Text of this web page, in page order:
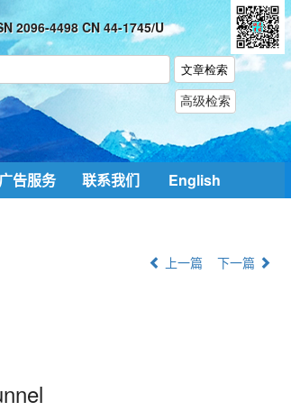
2096-4498 CN 44-1745/U
广告服务 联系我们 English
上一篇 下一篇